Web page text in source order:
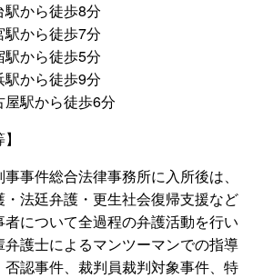
ら徒歩8分
から徒歩7分
ら徒歩5分
ら徒歩9分
駅から徒歩6分
事件総合法律事務所に入所後は、
法廷弁護・更生社会復帰支援など
について全過程の弁護活動を行い
弁護士によるマンツーマンでの指導
認事件、裁判員裁判対象事件、特